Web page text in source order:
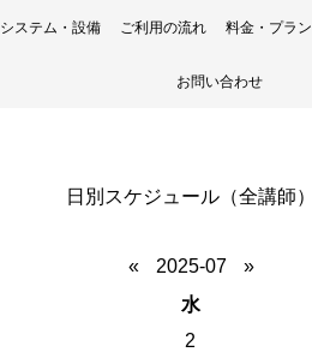
システム・設備 ご利用の流れ 料金・プラン
お問い合わせ
日別スケジュール（全講師）
« 2025-07 »
水
2